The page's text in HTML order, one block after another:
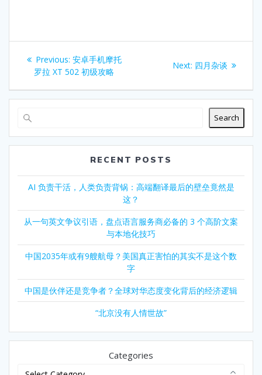
Post
navigation
Previous: Previous
post:
安卓手机摩托
罗拉 XT 502 初级攻略
Next: Next
四月杂谈
Search
RECENT POSTS
AI 负责干活，人类负责背锅：高端翻译最后的壁垒竟然是
这？
从一句英文争议引语，盘点语言服务商必备的 3 个高阶文案
与本地化技巧
中国2035年或有9艘航母？美国真正害怕的其实不是这个数
字
中国是伙伴还是竞争者？全球对华态度变化背后的经济逻辑
“北京没有人情世故”
Categories